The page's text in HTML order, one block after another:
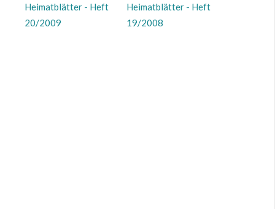
Heimatblätter - Heft
20/2009
Heimatblätter - Heft
19/2008